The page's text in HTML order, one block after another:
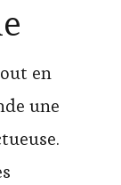
en
une